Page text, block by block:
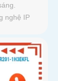
nghệ IP